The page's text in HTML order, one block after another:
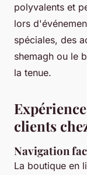
polyvalents et
lors
spéciales, des
shemagh ou le
la tenue.
clients
Navigation
La boutique en